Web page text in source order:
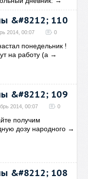
&#8212; 110
2014, 00:07 0
понедельник !
на работу (а →
&#8212; 109
2014, 00:07 0
получим
дозу народного →
&#8212; 108